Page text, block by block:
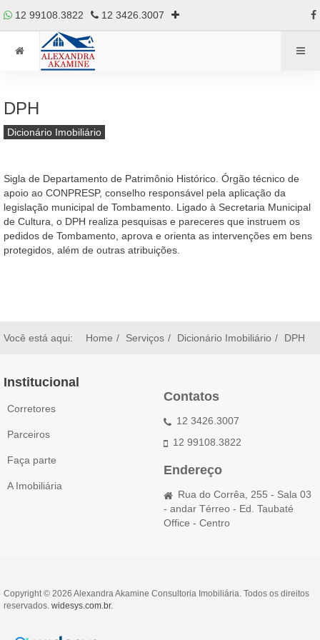
12 99108.3822 12 3426.3007
DPH
Dicionário Imobiliário
Sigla de Departamento de Patrimônio Histórico. Órgão técnico de
apoio ao CONPRESP, conselho responsável pela aplicação da
legislação municipal de Tombamento. Ligado à Secretaria Municipal
de Cultura, o DPH realiza pesquisas e pareceres que instruem os
pedidos de Tombamento, aprova e orienta as intervenções em bens
protegidos, além de outras atribuições.
Você está aqui: Home Serviços Dicionário Imobiliário DPH
Institucional
Corretores
Parceiros
Faça parte
A Imobiliária
Contatos
12 3426.3007
12 99108.3822
Endereço
Rua do Corrêa, 255 - Sala 03
- andar Térreo - Ed. Taubaté
Office - Centro
Copyright © 2026 Alexandra Akamine Consultoria Imobiliária. Todos os direitos
reservados. widesys.com.br.